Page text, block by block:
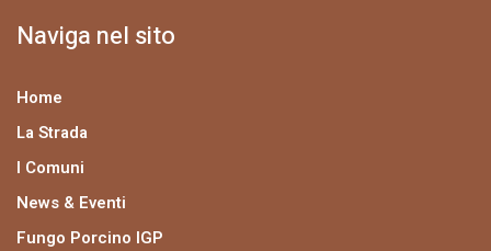
Naviga nel sito
Home
La Strada
I Comuni
News & Eventi
Fungo Porcino IGP